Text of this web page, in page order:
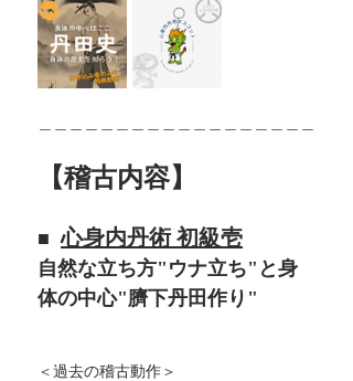
【稽古内容】
■ 心身内丹術 初級壱
自然な立ち方"ウナ立ち"と身
体の中心"臍下丹田作り"
＜過去の稽古動作＞